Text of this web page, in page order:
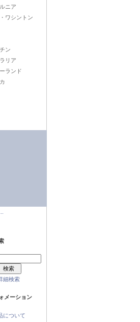
ニア
ワシントン
ン
リア
ランド
細検索
ーション
について